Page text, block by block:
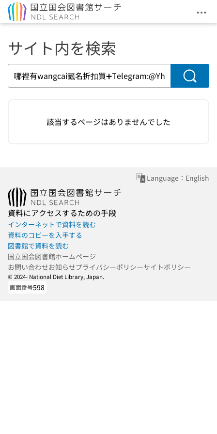
メ
サイト内を検索
検索
該当するページはありませんでした
Language：English
資料にアクセスするための手段
インターネットで資料を読む
資料のコピーを入手する
図書館で資料を読む
国立国会図書館ホームページ
お問い合わせお知らせプライバシーポリシーサイトポリシー
© 2024- National Diet Library, Japan.
画面番号598